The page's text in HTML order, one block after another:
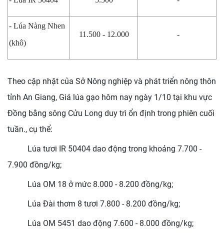
- Lúa Nàng Nhen
(khô)
11.500 - 12.000 -
Theo cập nhật của Sở Nông nghiệp và phát triển nông thôn
tỉnh An Giang, Giá lúa gạo hôm nay ngày 1/10 tại khu vực
Đồng bằng sông Cửu Long duy trì ổn định trong phiên cuối
tuần., cụ thể:
Lúa tươi IR 50404 dao động trong khoảng 7.700 -
7.900 đồng/kg;
Lúa OM 18 ở mức 8.000 - 8.200 đồng/kg;
Lúa Đài thơm 8 tươi 7.800 - 8.200 đồng/kg;
Lúa OM 5451 dao động 7.600 - 8.000 đồng/kg;